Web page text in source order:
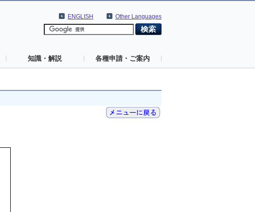
Other Languages
ENGLISH
知識・解説 各種申請・ご案内